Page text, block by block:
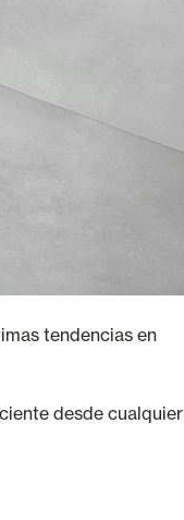
tendencias en
desde cualquier